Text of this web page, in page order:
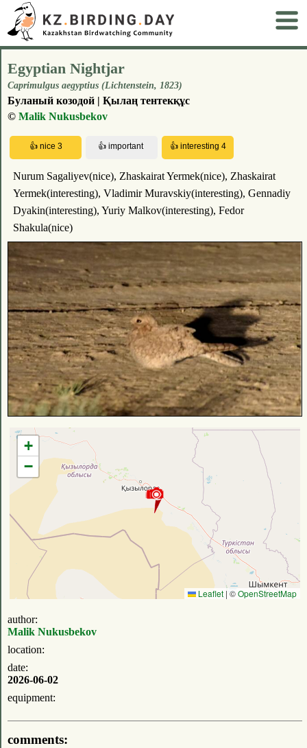
Egyptian Nightjar
Caprimulgus aegyptius (Lichtenstein, 1823)
Буланый козодой | Қылаң тентекқұс
© Malik Nukusbekov
Nurum Sagaliyev(nice), Zhaskairat Yermek(nice), Zhaskairat
Yermek(interesting), Vladimir Muravskiy(interesting), Gennadiy
Dyakin(interesting), Yuriy Malkov(interesting), Fedor
Shakula(nice)
+
−
Leaflet | ©OpenStreetMap
author:
Malik Nukusbekov
location:
date:
2026-06-02
equipment:
comments: